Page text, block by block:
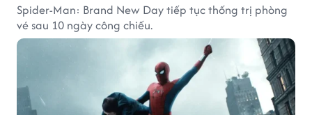
Spider-Man: Brand New Day tiếp tục thống trị phòng
vé sau 10 ngày công chiếu.